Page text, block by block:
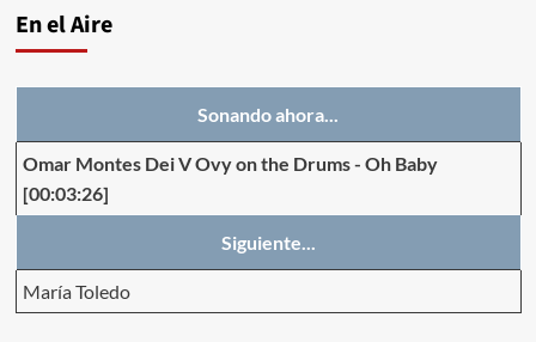
En el Aire
Sonando ahora...
Omar Montes Dei V Ovy on the Drums- Oh Baby
[00:03:26]
Siguiente...
María Toledo